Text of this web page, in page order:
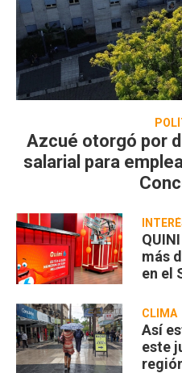
Azcué otorgó por
salarial para
más
en el
CLIMA
Así
este